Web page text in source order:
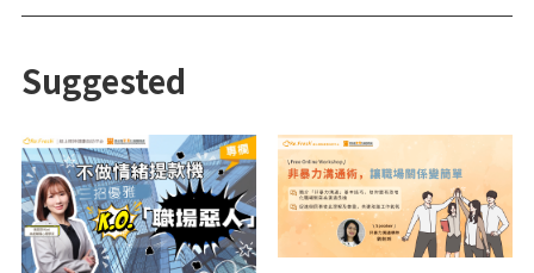
Suggested